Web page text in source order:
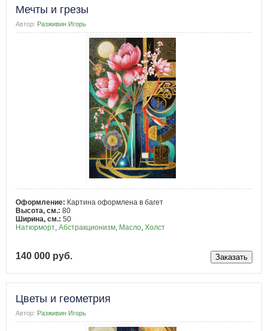
Мечты и грезы
Автор: Разживин Игорь
Оформление: Картина оформлена в багет
Высота, см.: 80
Ширина, см.: 50
Натюрморт, Абстракционизм, Масло, Холст
140 000 руб.
Цветы и геометрия
Автор: Разживин Игорь